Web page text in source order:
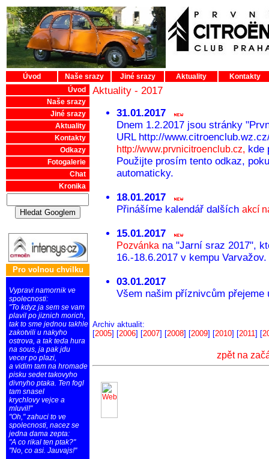
Úvod Naše srazy Jiné srazy Aktuality
Kontakty
Úvod
Naše srazy
Jiné srazy
Aktuality
Kontakty
Odkazy
Fotogalerie
Chat
Kronika
Pro volnou chvilku
Vypravi namornik ve
spolecnosti:
"To kdyz ja sem se vam
plavil po jiznich morich,
tak to sme jednou takhle
zakotvili u nakyho
ostrova, a tak teda hura
na sous, ja pak jdu
vecer po plazi,
a vidim tam na hromade
pisku sedet takovyho
divnyho ptaka. Ten fogl
tam snasel
krychlovy vejce a
mluvil!"
"Oh," zahuci to ve
spolecnosti, nacez se
jedna dama zepta:
"A co rikal ten ptak?"
"No, co asi. Jauvajs!"
Aktuality - 2017
31.01.2017
Dnem 1.2.2017 jsou stránky
URL http://
http://www.prvnicitroenclub.cz, kde
Použijte prosím tento odkaz,
automaticky.
18.01.2017
Přinášíme kalendář dalších akcí
15.01.2017
Pozvánka na "Jarní sraz 2017",
16.-18.6.2017 v kempu
03.01.2017
Všem našim příznivcům přejeme
Archiv aktualit:
[2005] [2006] [2007] [2008] [2009] [2010] [2011] [
zpět na